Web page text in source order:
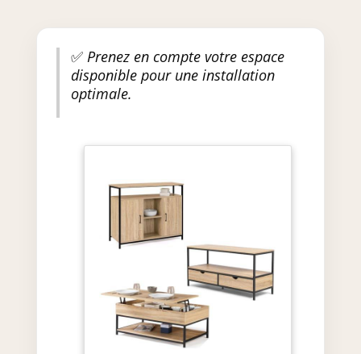
✅Prenez en compte votre espace
disponible pour une installation
optimale.